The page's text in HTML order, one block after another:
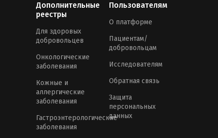
Дополнительные
реестры
Для здоровых
добровольцев
Онкологические
заболевания
Кожные и
аллергические
заболевания
Гастроэнтерологические
заболевания
Пользователям
О платформе
Пациентам/
добровольцам
Исследователям
Обратная связь
Защита
персональных
данных